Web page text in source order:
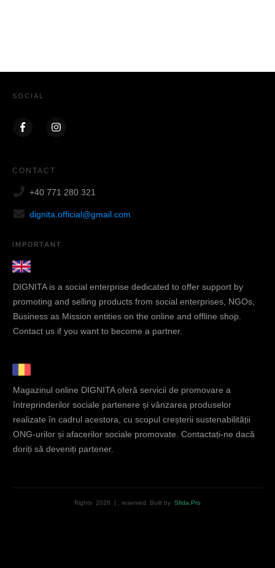
SOCIAL
CONTACT
+40 771 280 321
dignita.official@gmail.com
IMPORTANT
DIGNITA is a social enterprise dedicated to offer support by
promoting and selling products from social enterprises, NGOs,
Business as Mission entities on the online and offline shop.
Contact us if you want to become a partner.
Magazinul online DIGNITA oferă servicii de promovare a
întreprinderilor sociale partenere și vânzarea produselor
realizate în cadrul acestora, cu scopul creșterii sustenabilității
ONG-urilor și afacerilor sociale promovate. Contactați-ne dacă
doriți să deveniți partener.
Rights 2026 | , reserved. Built by Sfida.Pro